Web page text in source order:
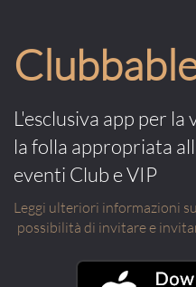
L'esclusiva app per
la folla appropriata
eventi Club e VIP
Leggi ulteriori informazioni
possibilità di invitare e